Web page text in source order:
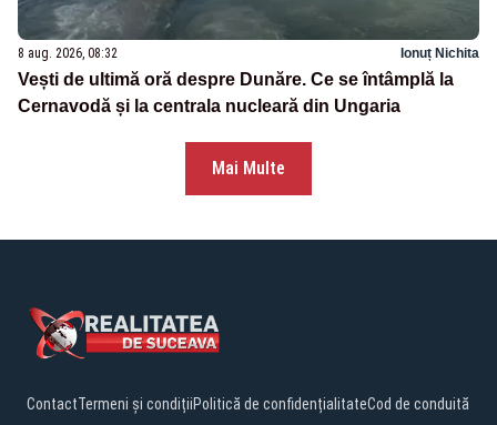
8 aug. 2026, 08:32 Ionuț Nichita
Vești de ultimă oră despre Dunăre. Ce se întâmplă la
Cernavodă și la centrala nucleară din Ungaria
Mai Multe
ContactTermeni și condițiiPolitică de confidențialitateCod de conduită